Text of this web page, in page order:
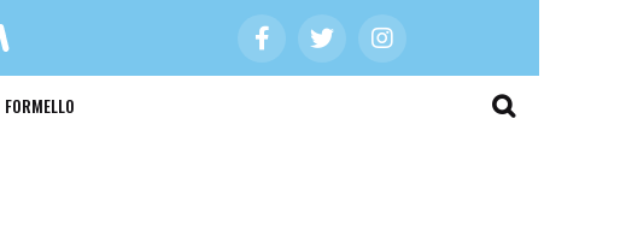
FORMELLO